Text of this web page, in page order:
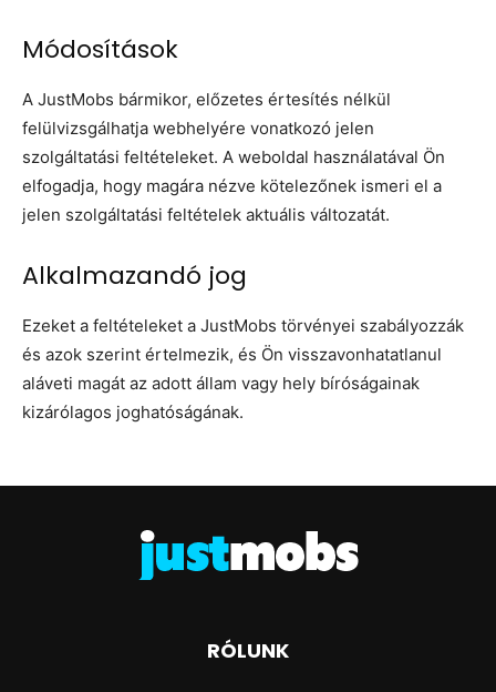
Módosítások
A JustMobs bármikor, előzetes értesítés nélkül
felülvizsgálhatja webhelyére vonatkozó jelen
szolgáltatási feltételeket. A weboldal használatával Ön
elfogadja, hogy magára nézve kötelezőnek ismeri el a
jelen szolgáltatási feltételek aktuális változatát.
Alkalmazandó jog
Ezeket a feltételeket a JustMobs törvényei szabályozzák
és azok szerint értelmezik, és Ön visszavonhatatlanul
aláveti magát az adott állam vagy hely bíróságainak
kizárólagos joghatóságának.
RÓLUNK